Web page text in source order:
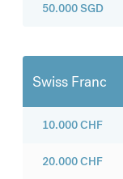
50.000SGD
Swiss Franc
10.000CHF
20.000CHF